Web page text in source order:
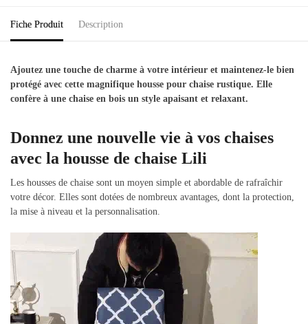
Fiche Produit Description
Ajoutez une touche de charme à votre intérieur et maintenez-le bien
protégé avec cette magnifique housse pour chaise rustique. Elle
confère à une chaise en bois un style apaisant et relaxant.
Donnez une nouvelle vie à vos chaises
avec la housse de chaise Lili
Les housses de chaise sont un moyen simple et abordable de rafraîchir
votre décor. Elles sont dotées de nombreux avantages, dont la protection,
la mise à niveau et la personnalisation.